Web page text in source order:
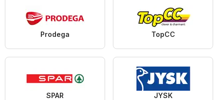
Prodega TopCC
SPAR JYSK